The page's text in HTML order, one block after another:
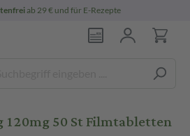
ab 29 € und für E-Rezepte
50 St Filmtabletten